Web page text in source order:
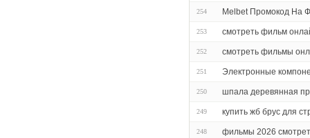
254 Melbet Промокод На
253 смотреть фильм
252 смотреть фильмы
251 Электронные
250 шпала деревянная
249 купить жб брус для
248 фильмы 2026